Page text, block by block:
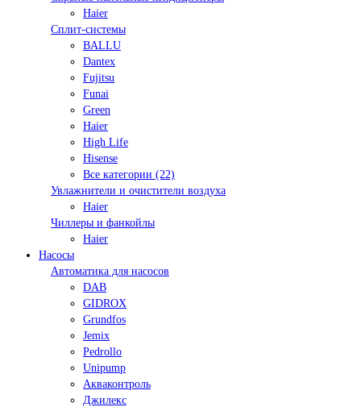
Haier
Сплит-системы
BALLU
Dantex
Fujitsu
Funai
Green
Haier
High Life
Hisense
Все категории (22)
Увлажнители и очистители воздуха
Haier
Чиллеры и фанкойлы
Haier
Насосы
Автоматика для насосов
DAB
GIDROX
Grundfos
Jemix
Pedrollo
Unipump
Акваконтроль
Джилекс